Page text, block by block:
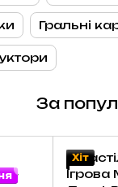
Гральні
За
Хіт